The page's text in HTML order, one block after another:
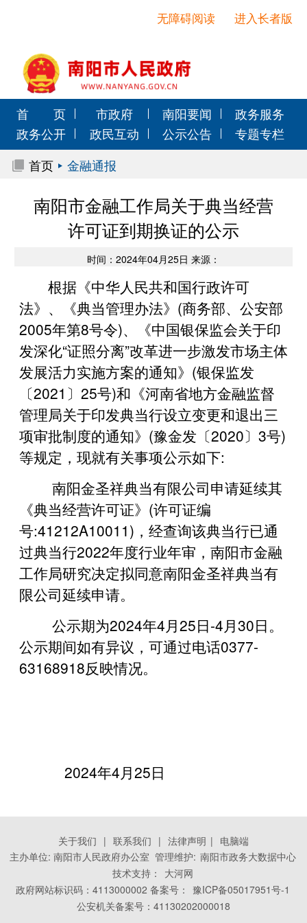
进入长者版
无障碍阅读
首 页 市政府 南阳要闻
政务服务
政务公开
政民互动 公示公告
专题专栏
首页
金融通报
南阳市金融工作局关于典当经营
许可证到期换证的公示
时间：2024年04月25日 来源：
根据《中华人民共和国行政许可
法》、《典当管理办法》(商务部、公安部
2005年第8号令)、《中国银保监会关于印
发深化“证照分离”改革进一步激发市场主体
发展活力实施方案的通知》(银保监发
〔2021〕25号)和《河南省地方金融监督
管理局关于印发典当行设立变更和退出三
项审批制度的通知》(豫金发〔2020〕3号)
等规定，现就有关事项公示如下:
南阳金圣祥典当有限公司申请延续其
《典当经营许可证》(许可证编
号:41212A10011)，经查询该典当行已通
过典当行2022年度行业年审，南阳市金融
工作局研究决定拟同意南阳金圣祥典当有
限公司延续申请。
公示期为2024年4月25日-4月30日。
公示期间如有异议，可通过电话0377-
63168918反映情况。
2024年4月25日
关于我们 | 联系我们 | 法律声明 | 电脑端
主办单位: 南阳市人民政府办公室 管理维护: 南阳市政务大数据中心
技术支持：
大河网
政府网站标识码：4113000002 备案号： 豫ICP备05017951号-1
公安机关备案号：41130202000018